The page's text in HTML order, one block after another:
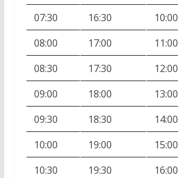
07:30
16:30
10:00
08:00
17:00
11:00
08:30
17:30
12:00
09:00
18:00
13:00
09:30
18:30
14:00
10:00
19:00
15:00
10:30
19:30
16:00